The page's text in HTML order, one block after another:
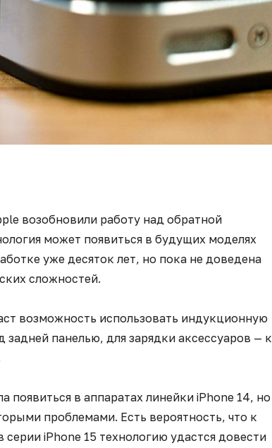
возобновили работу над обратной
может появиться в будущих моделях
уже десяток лет, но пока не доведена
сложностей.
возможность использовать индукционную
панелью, для зарядки аксессуаров — к
появиться в аппаратах линейки iPhone 14, но
проблемами. Есть вероятность, что к
iPhone 15 технологию удастся довести